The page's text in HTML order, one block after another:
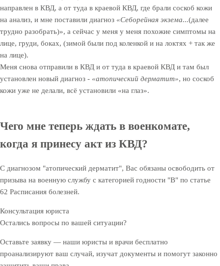
направлен в КВД, а от туда в краевой КВД, где брали соскоб кожи
на анализ, и мне поставили диагноз «Себорейная экзема...(далее
трудно разобрать)», а сейчас у меня у меня похожие симптомы на
лице, груди, боках, (зимой были под коленкой и на локтях + так же
на лице).
Меня снова отправили в КВД и от туда в краевой КВД и там был
установлен новый диагноз - «атопический дерматит», но соскоб
кожи уже не делали, всё установили «на глаз».
Чего мне теперь ждать в военкомате,
когда я принесу акт из КВД?
С диагнозом "атопический дерматит", Вас обязаны освободить от
призыва на военную службу с категорией годности "В" по статье
62 Расписания болезней.
Консультация юриста
Остались вопросы по вашей ситуации?
Оставьте заявку — наши юристы и врачи бесплатно
проанализируют ваш случай, изучат документы и помогут законно